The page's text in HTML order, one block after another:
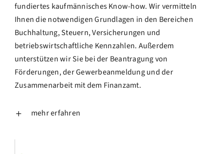
fundiertes kaufmännisches Know-how. Wir vermitteln
Ihnen die notwendigen Grundlagen in den Bereichen
Buchhaltung, Steuern, Versicherungen und
betriebswirtschaftliche Kennzahlen. Außerdem
unterstützen wir Sie bei der Beantragung von
Förderungen, der Gewerbeanmeldung und der
Zusammenarbeit mit dem Finanzamt.
mehr erfahren